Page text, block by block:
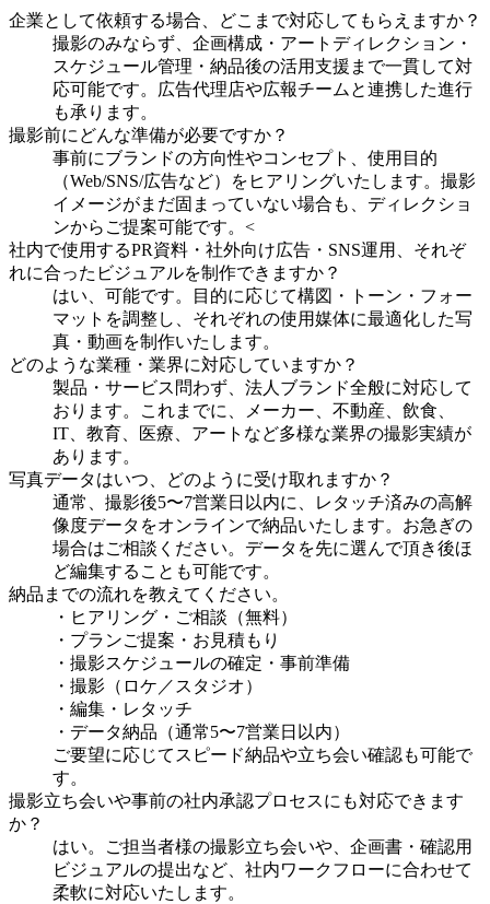
企業として依頼する場合、どこまで対応してもらえますか？
撮影のみならず、企画構成・アートディレクション・
スケジュール管理・納品後の活用支援まで一貫して対
応可能です。広告代理店や広報チームと連携した進行
も承ります。
撮影前にどんな準備が必要ですか？
事前にブランドの方向性やコンセプト、使用目的
（Web/SNS/広告など）をヒアリングいたします。撮影
イメージがまだ固まっていない場合も、ディレクショ
ンからご提案可能です。<
社内で使用するPR資料・社外向け広告・SNS運用、それぞ
れに合ったビジュアルを制作できますか？
はい、可能です。目的に応じて構図・トーン・フォー
マットを調整し、それぞれの使用媒体に最適化した写
真・動画を制作いたします。
どのような業種・業界に対応していますか？
製品・サービス問わず、法人ブランド全般に対応して
おります。これまでに、メーカー、不動産、飲食、
IT、教育、医療、アートなど多様な業界の撮影実績が
あります。
写真データはいつ、どのように受け取れますか？
通常、撮影後5〜7営業日以内に、レタッチ済みの高解
像度データをオンラインで納品いたします。お急ぎの
場合はご相談ください。データを先に選んで頂き後ほ
ど編集することも可能です。
納品までの流れを教えてください。
・ヒアリング・ご相談（無料）
・プランご提案・お見積もり
・撮影スケジュールの確定・事前準備
・撮影（ロケ／スタジオ）
・編集・レタッチ
・データ納品（通常5〜7営業日以内）
ご要望に応じてスピード納品や立ち会い確認も可能で
す。
撮影立ち会いや事前の社内承認プロセスにも対応できます
か？
はい。ご担当者様の撮影立ち会いや、企画書・確認用
ビジュアルの提出など、社内ワークフローに合わせて
柔軟に対応いたします。